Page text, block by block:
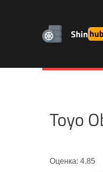
Shin
Toyo
Оценка: 4.85